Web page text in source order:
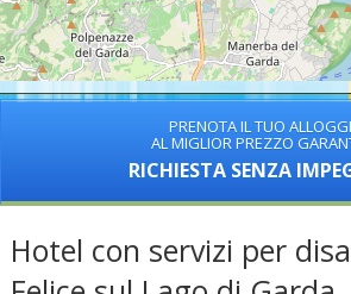
PRENOTA IL TUO
AL MIGLIOR PREZZO
RICHIESTA SENZA
Hotel con servizi per